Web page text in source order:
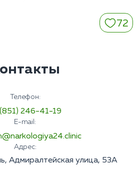
72
Телефон:
246-41-19
E-mail:
Адрес:
Адмиралтейская улица, 53А